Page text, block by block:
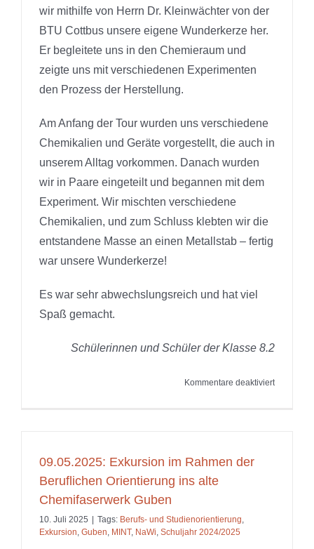
wir mithilfe von Herrn Dr. Kleinwächter von der
BTU Cottbus unsere eigene Wunderkerze her.
Er begleitete uns in den Chemieraum und
zeigte uns mit verschiedenen Experimenten
den Prozess der Herstellung.
Am Anfang der Tour wurden uns verschiedene
Chemikalien und Geräte vorgestellt, die auch in
unserem Alltag vorkommen. Danach wurden
wir in Paare eingeteilt und begannen mit dem
Experiment. Wir mischten verschiedene
Chemikalien, und zum Schluss klebten wir die
entstandene Masse an einen Metallstab – fertig
war unsere Wunderkerze!
Es war sehr abwechslungsreich und hat viel
Spaß gemacht.
Schülerinnen und Schüler der Klasse 8.2
Kommentare deaktiviertfür
09.05.2025: Exkursion im Rahmen der
Beruflichen Orientierung ins alte
Chemifaserwerk Guben
10. Juli 2025 Tags: Berufs- und Studienorientierung,
Exkursion, Guben, MINT, NaWi, Schuljahr 2024/2025